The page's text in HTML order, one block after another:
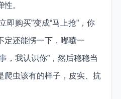
。
即购买”变成“马上抢”，你
定还能愣一下，嘟囔一
，我认识你”，然后稳稳当
虫该有的样子，皮实、抗